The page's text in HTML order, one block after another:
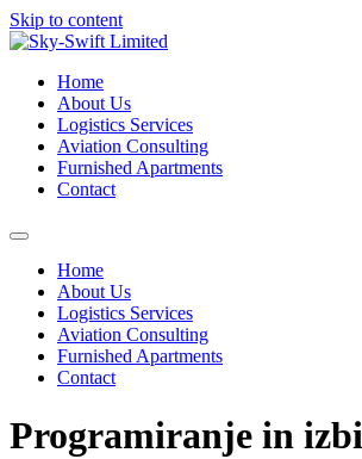
Skip to content
Home
About Us
Logistics Services
Aviation Consulting
Furnished Apartments
Contact
Home
About Us
Logistics Services
Aviation Consulting
Furnished Apartments
Contact
Programiranje in